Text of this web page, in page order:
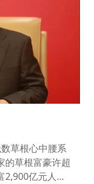
草根心中腰系
的草根富豪许超
亿元人民